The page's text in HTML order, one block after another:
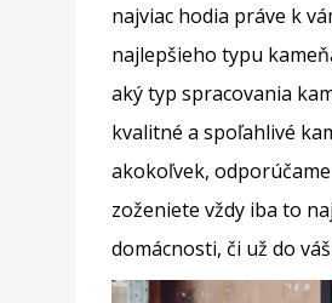
najviac hodia práve k
najlepšieho typu
aký typ spracovania
kvalitné a spoľahlivé
akokoľvek,
zoženiete vždy iba to
domácnosti, či už do